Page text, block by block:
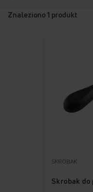
Znaleziono 1 produkt
SKROBAK